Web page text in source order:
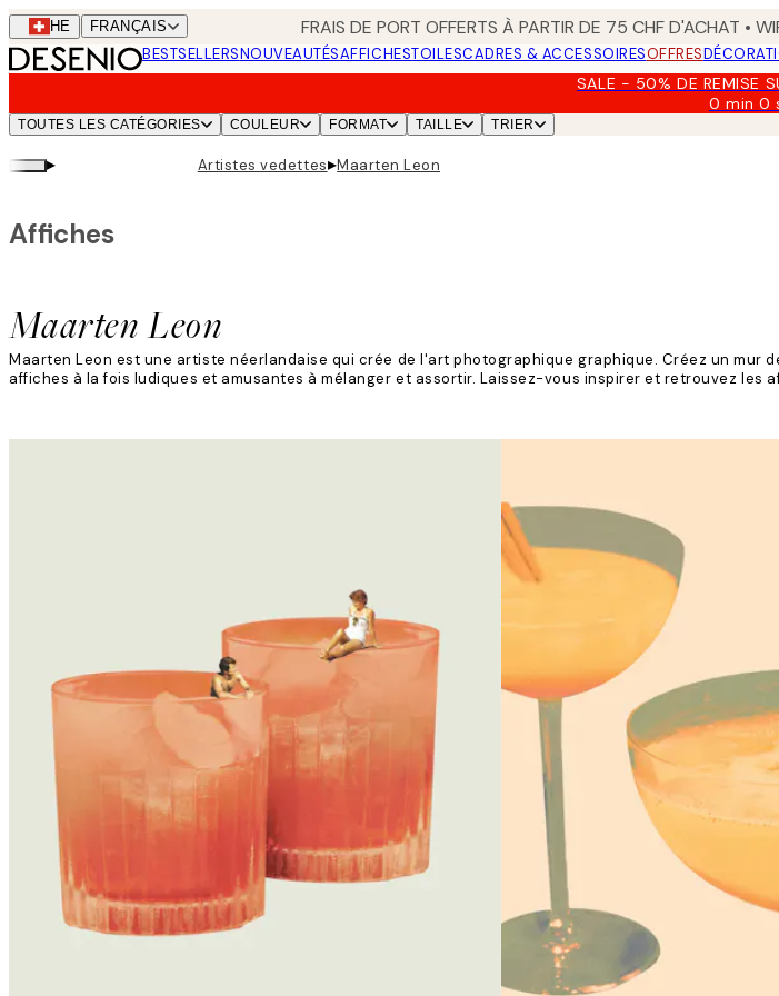
Skip
to
main
CHE FRANÇAIS FRAIS DE PORT OFFERTS À PARTIR DE 75 CHF D'ACHAT •
BESTSELLERSNOUVEAUTÉSAFFICHESTOILESCADRES & ACCESSOIRESOFFRES
SALE - 50% DE REMISE
0 min0
TOUTES LES CATÉGORIES COULEUR FORMAT TAILLE TRIER
▸ Artistes vedettes▸Maarten Leon
Maarten Leon
Affiches
Maarten Leon est une artiste néerlandaise qui crée de l'art photographique graphique. Créez un
affiches à la fois ludiques et amusantes à mélanger et assortir. Laissez-vous inspirer et retrouvez les